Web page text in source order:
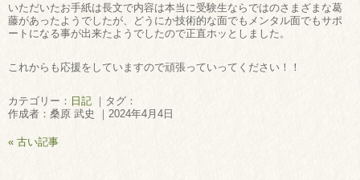
いただいたお手紙は長文で内容は本当に受験生ならではのさまざまな葛
藤があったようでしたが、どうにか技術的な面でもメンタル面でもサポ
ートになる事が出来たようでしたので正直ホッとしました。
これからも応援をしていますので頑張っていってください！！
カテゴリー： 日記 ｜タグ：
作成者：桑原 武史 ｜2024年4月4日
« 古い記事